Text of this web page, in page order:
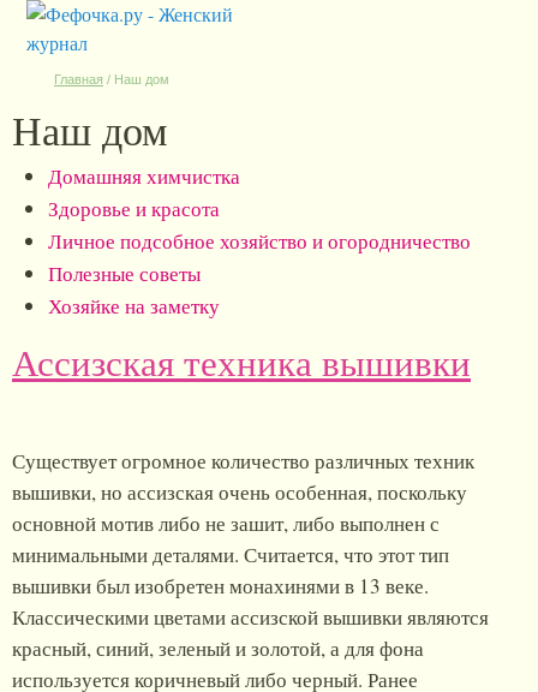
Главная / Наш дом
Наш дом
Домашняя химчистка
Здоровье и красота
Личное подсобное хозяйство и огородничество
Полезные советы
Хозяйке на заметку
Ассизская техника вышивки
Существует огромное количество различных техник
вышивки, но ассизская очень особенная, поскольку
основной мотив либо не зашит, либо выполнен с
минимальными деталями. Считается, что этот тип
вышивки был изобретен монахинями в 13 веке.
Классическими цветами ассизской вышивки являются
красный, синий, зеленый и золотой, а для фона
используется коричневый либо черный. Ранее